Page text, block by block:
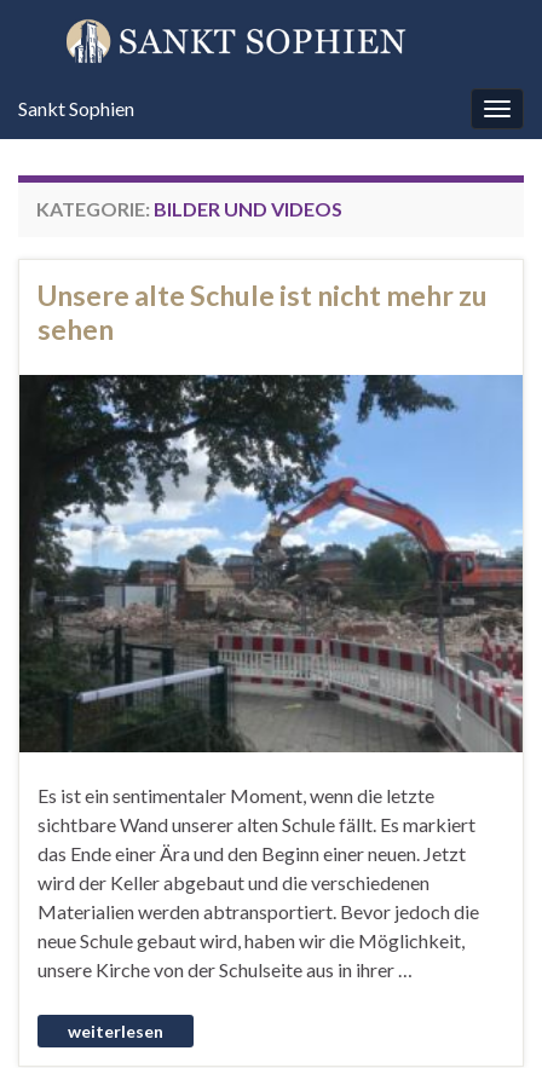
Sankt Sophien
KATEGORIE: BILDER UND VIDEOS
Unsere alte Schule ist nicht mehr zu
sehen
Es ist ein sentimentaler Moment, wenn die letzte
sichtbare Wand unserer alten Schule fällt. Es markiert
das Ende einer Ära und den Beginn einer neuen. Jetzt
wird der Keller abgebaut und die verschiedenen
Materialien werden abtransportiert. Bevor jedoch die
neue Schule gebaut wird, haben wir die Möglichkeit,
unsere Kirche von der Schulseite aus in ihrer …